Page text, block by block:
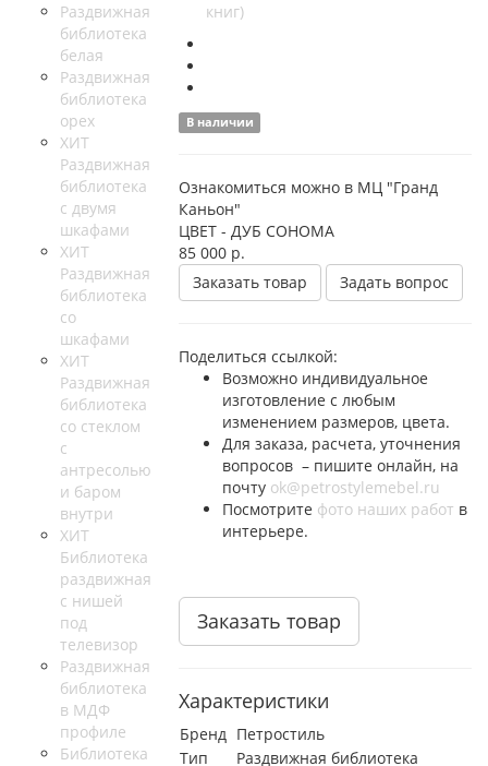
Раздвижная
библиотека
белая
Раздвижная
библиотека
орех
ХИТ
Раздвижная
библиотека
с двумя
шкафами
ХИТ
Раздвижная
библиотека
со
шкафами
ХИТ
Раздвижная
библиотека
со стеклом
с
антресолью
и баром
внутри
ХИТ
Библиотека
раздвижная
с нишей
под
телевизор
Раздвижная
библиотека
в МДФ
профиле
Библиотека
В наличии
Ознакомиться можно в МЦ "Гранд
Каньон"
ЦВЕТ - ДУБ СОНОМА
85 000 р.
Заказать товар
Задать вопрос
Поделиться ссылкой:
Возможно индивидуальное
изготовление с любым
изменением размеров, цвета.
Для заказа, расчета, уточнения
вопросов – пишите онлайн, на
почту ok@petrostylemebel.ru
Посмотрите фото наших работ в
интерьере.
Заказать товар
Характеристики
Бренд Петростиль
Тип
Раздвижная библиотека